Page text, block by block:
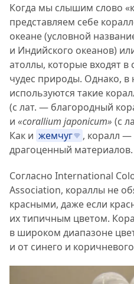
Когда мы слышим слово
представляем себе
океане (условной
и Индийского океанов)
атоллы, которые входят в
чудес природы. Однако, в
используются такие
(с лат. — благородный
и «corallium japonicum» (с
Как и жемчуг
, коралл —
драгоценный материалов.
Согласно International
Association, кораллы не
красными, даже если
их типичным цветом.
в широком диапазоне
и от синего и